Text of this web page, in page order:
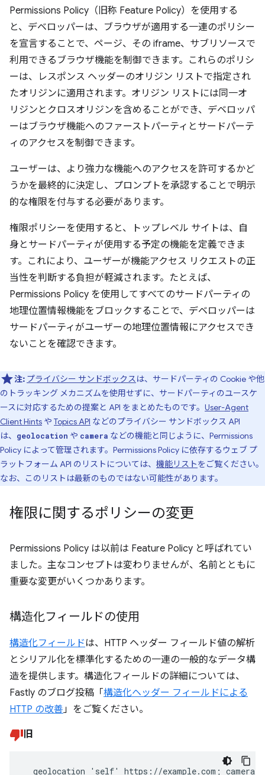
Permissions Policy（旧称 Feature Policy）を使用する
と、デベロッパーは、ブラウザが適用する一連のポリシー
を宣言することで、ページ、その iframe、サブリソースで
利用できるブラウザ機能を制御できます。これらのポリシ
ーは、レスポンス ヘッダーのオリジン リストで指定され
たオリジンに適用されます。オリジン リストには同一オ
リジンとクロスオリジンを含めることができ、デベロッパ
ーはブラウザ機能へのファーストパーティとサードパーテ
ィのアクセスを制御できます。
ユーザーは、より強力な機能へのアクセスを許可するかど
うかを最終的に決定し、プロンプトを承認することで明示
的な権限を付与する必要があります。
権限ポリシーを使用すると、トップレベル サイトは、自
身とサードパーティが使用する予定の機能を定義できま
す。これにより、ユーザーが機能アクセス リクエストの正
当性を判断する負担が軽減されます。たとえば、
Permissions Policy を使用してすべてのサードパーティの
地理位置情報機能をブロックすることで、デベロッパーは
サードパーティがユーザーの地理位置情報にアクセスでき
ないことを確認できます。
注: プライバシー サンドボックスは、サードパーティの Cookie や他
のトラッキング メカニズムを使用せずに、サードパーティのユースケ
ースに対応するための提案と API をまとめたものです。 User-Agent
Client Hints や Topics API などのプライバシー サンドボックス API
は、
geolocation や camera などの機能と同じように、Permissions
Policy によって管理されます。Permissions Policy に依存するウェブ プ
ラットフォーム API のリストについては、 機能リストをご覧ください。
なお、このリストは最新のものではない可能性があります。
権限に関するポリシーの変更
Permissions Policy は以前は Feature Policy と呼ばれてい
ました。主なコンセプトは変わりませんが、名前とともに
重要な変更がいくつかあります。
構造化フィールドの使用
構造化フィールドは、HTTP ヘッダー フィールド値の解析
とシリアル化を標準化するための一連の一般的なデータ構
造を提供します。構造化フィールドの詳細については、
Fastly のブログ投稿「 構造化ヘッダー フィールドによる
HTTP の改善」をご覧ください。
旧
geolocation 'self' https://example.com; camera